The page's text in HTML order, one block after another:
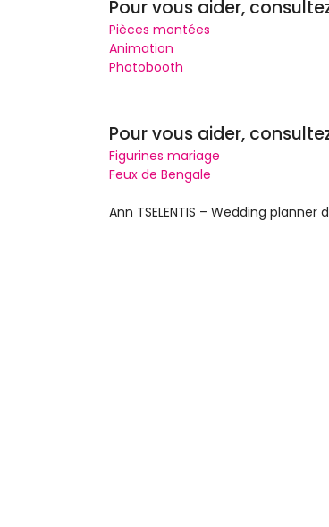
Pour vous aider,
Pièces montées
Animation
Photobooth
Pour vous aider,
Figurines mariage
Feux de Bengale
Ann TSELENTIS – Wedding planner